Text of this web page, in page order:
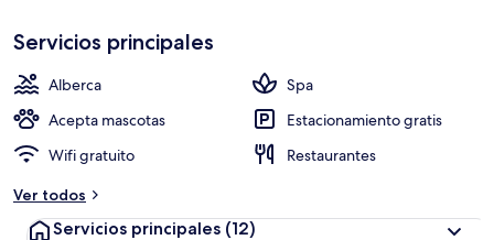
Servicios principales
Alberca
Spa
Acepta mascotas
Estacionamiento gratis
Wifi gratuito
Restaurantes
Ver todos
Servicios principales (12)